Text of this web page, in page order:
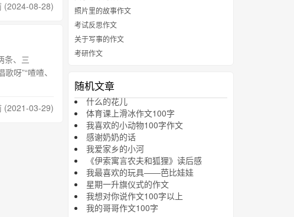
(2024-08-28)
条、三
呀”“喳喳、
(2021-03-29)
照片里的故事作文
考试反思作文
关于写事的作文
考研作文
随机文章
什么的花儿
体育课上滑冰作文100字
我喜欢的小动物100字作文
感谢奶奶的话
我爱家乡的小河
《伊索寓言农夫和狐狸》读后感
我最喜欢的玩具――芭比娃娃
星期一升旗仪式的作文
我想对你说作文100字以上
我的哥哥作文100字